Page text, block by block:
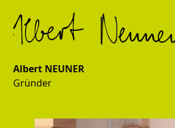
Albert NEUNER
Gründer